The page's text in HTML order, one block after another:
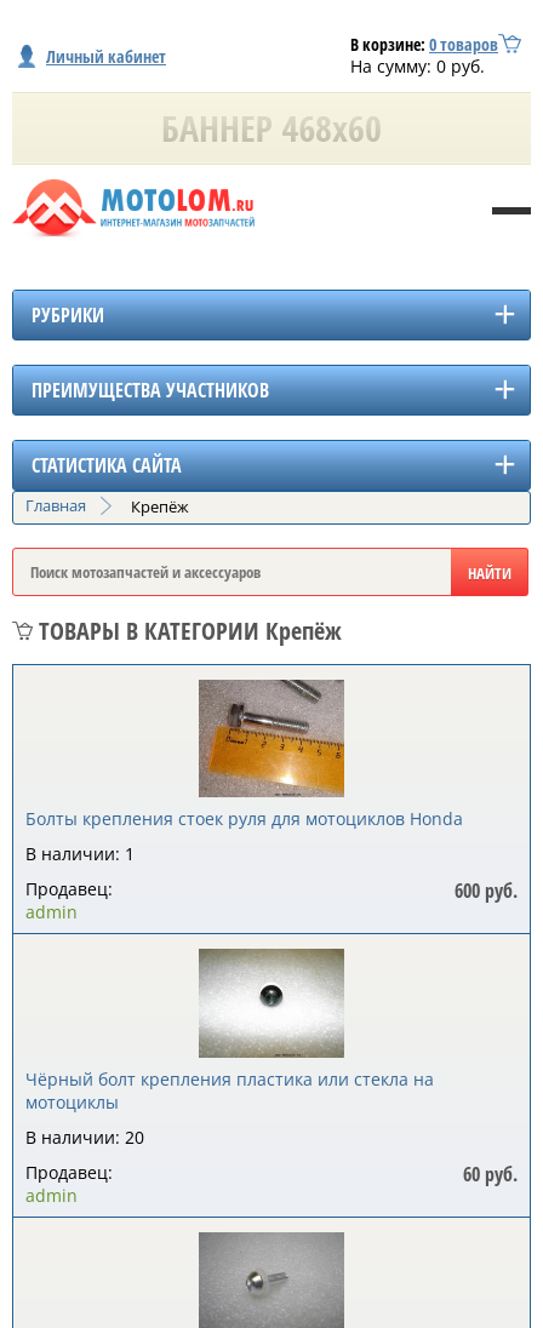
Личный кабинет В корзине: 0товаров
На сумму: 0 руб.
РУБРИКИ
ПРЕИМУЩЕСТВА УЧАСТНИКОВ
СТАТИСТИКА САЙТА
Главная Крепёж
ТОВАРЫ В КАТЕГОРИИ Крепёж
Болты крепления стоек руля для мотоциклов Honda
В наличии: 1
600 руб.
Продавец:
admin
Чёрный болт крепления пластика или стекла на
мотоциклы
В наличии: 20
60 руб.
Продавец:
admin